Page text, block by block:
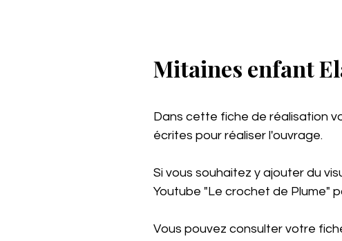
Mitaines enfant
Dans cette fiche de réalisation
écrites pour réaliser l'ouvrage.
Si vous souhaitez y ajouter du
Youtube "Le crochet de Plume"
Vous pouvez consulter votre